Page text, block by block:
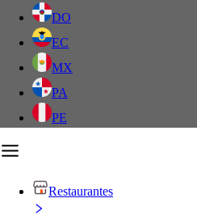
DO
EC
MX
PA
PE
Restaurantes